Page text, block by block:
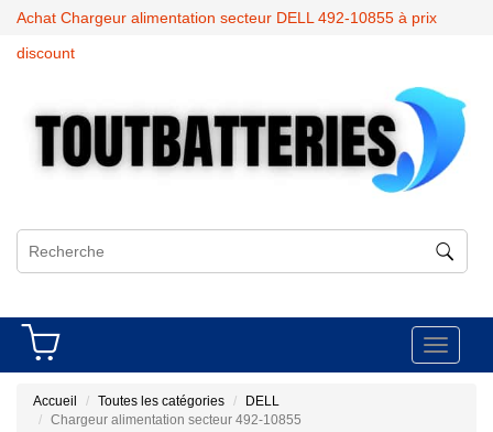
Achat Chargeur alimentation secteur DELL 492-10855 à prix
discount
Toggle
Accueil Toutes les catégories
DELL
Chargeur alimentation secteur 492-10855